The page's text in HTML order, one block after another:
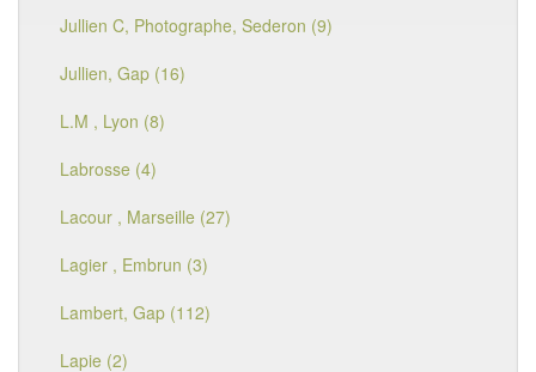
Jullien C, Photographe, Sederon (9)
Jullien, Gap (16)
L.M , Lyon (8)
Labrosse (4)
Lacour , Marseille (27)
Lagier , Embrun (3)
Lambert, Gap (112)
Lapie (2)